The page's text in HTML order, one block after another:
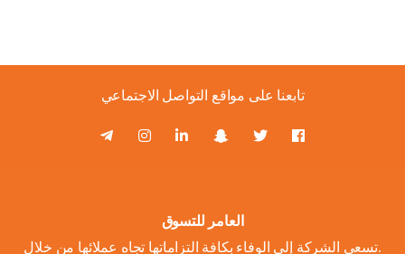
تابعنا على مواقع التواصل الاجتماعي
العامر للتسوق
.تسعى الشركة إلى الوفاء بكافة التزاماتها تجاه عملائها من خلال